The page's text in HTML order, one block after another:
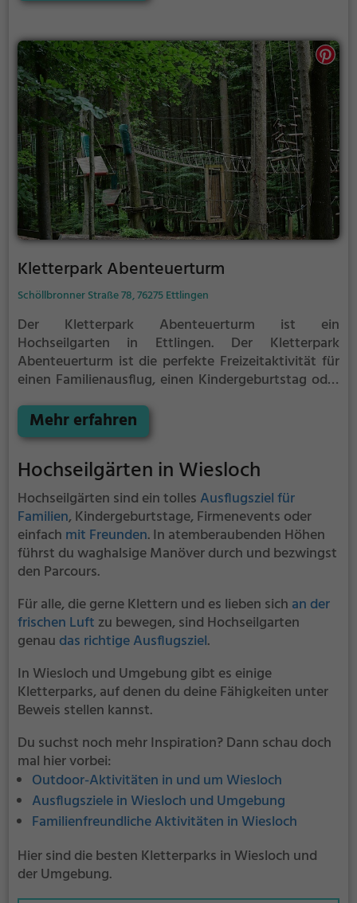
Kletterern als auch Anfängern jede Menge Platz für
Sport und Spaß.
Kletterpark Abenteuerturm
Schöllbronner Straße 78, 76275 Ettlingen
Der Kletterpark Abenteuerturm ist ein
Hochseilgarten in Ettlingen. Der Kletterpark
Abenteuerturm ist die perfekte Freizeitaktivität für
einen Familienausflug, einen Kindergeburtstag oder
mehrere Meter über dem Erdboden erwartet dich
eine Welt voller Abenteuer und Erlebnis. Der
erfahreneren Kletterern als auch Anfängern jede
Menge Platz für Sport und Spaß.
Mehr erfahren
Hochseilgärten in Wiesloch
Hochseilgärten sind ein tolles Ausflugsziel für
Familien, Kindergeburtstage, Firmenevents oder
einfach mit Freunden. In atemberaubenden Höhen
führst du waghalsige Manöver durch und bezwingst
den Parcours.
Für alle, die gerne Klettern und es lieben sich an der
frischen Luft zu bewegen, sind Hochseilgarten
genau das richtige Ausflugsziel.
In Wiesloch und Umgebung gibt es einige
Kletterparks, auf denen du deine Fähigkeiten unter
Beweis stellen kannst.
Du suchst noch mehr Inspiration? Dann schau doch
mal hier vorbei:
Outdoor-Aktivitäten in und um Wiesloch
Ausflugsziele in Wiesloch und Umgebung
Familienfreundliche Aktivitäten in Wiesloch
Hier sind die besten Kletterparks in Wiesloch und
der Umgebung.